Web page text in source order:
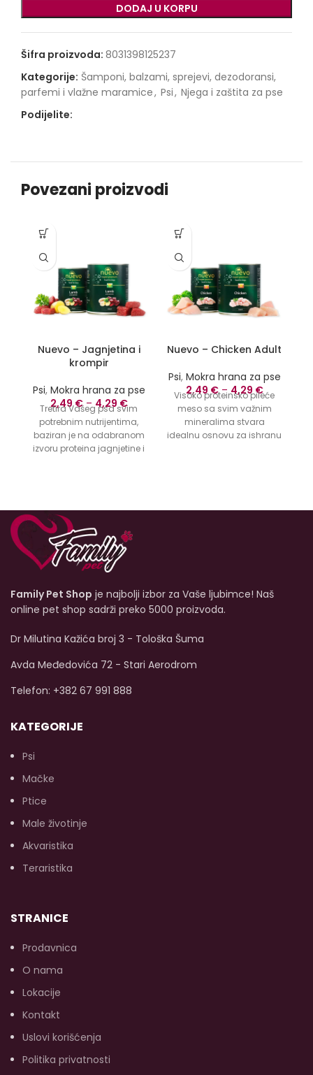
DODAJ U KORPU
Šifra proizvoda: 8031398125237
Kategorije: Šamponi, balzami, sprejevi, dezodoransi,
parfemi i vlažne maramice, Psi, Njega i zaštita za pse
Podijelite:
Povezani proizvodi
Nuevo – Jagnjetina i
krompir
Psi, Mokra hrana za pse
2,49€– 4,29 €
Tretira Vašeg psa svim
potrebnim nutrijentima,
baziran je na odabranom
izvoru proteina jagnjetine i
Nuevo – Chicken Adult
Psi, Mokra hrana za pse
2,49 €– 4,29 €
Visoko proteinsko pileće
meso sa svim važnim
mineralima stvara
idealnu osnovu za ishranu
Family Pet Shop je najbolji izbor za Vaše ljubimce! Naš
online pet shop sadrži preko 5000 proizvoda.
Dr Milutina Kažića broj 3 - Tološka Šuma
Avda Međedovića 72 - Stari Aerodrom
Telefon: +382 67 991 888
KATEGORIJE
Psi
Mačke
Ptice
Male životinje
Akvaristika
Teraristika
STRANICE
Prodavnica
O nama
Lokacije
Kontakt
Uslovi korišćenja
Politika privatnosti